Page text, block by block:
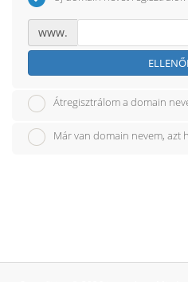
www.
Átregisztrálom a domain
Már van domain nevem, azt